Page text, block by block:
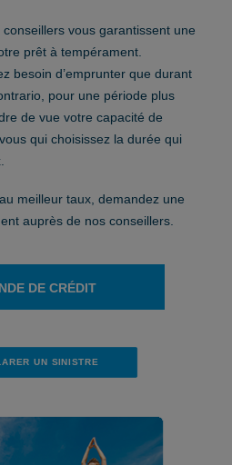
conseillers vous garantissent une
prêt à tempérament.
besoin d’emprunter que durant
pour une période plus
de vue votre capacité de
qui choisissez la durée qui
meilleur taux, demandez une
auprès de nos conseillers.
DE CRÉDIT
UN SINISTRE